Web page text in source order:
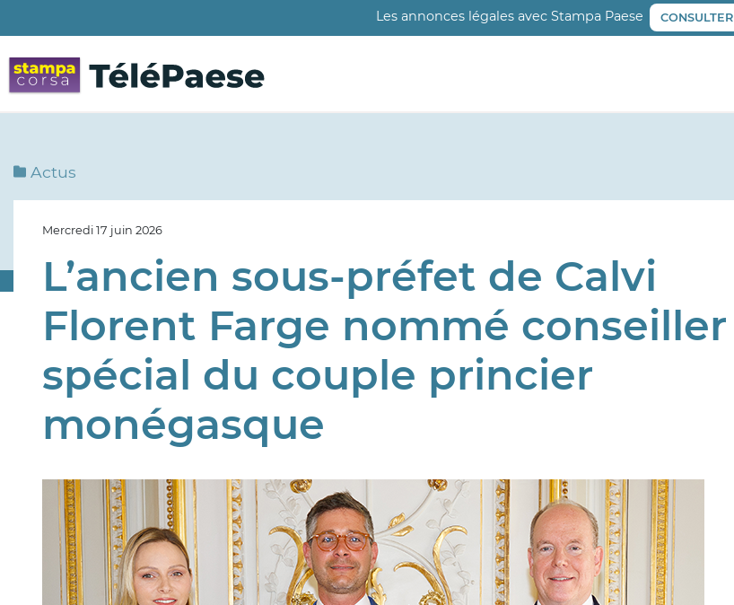
au
contenu
principal
Les annonces légales avec Stampa Paese CONSULTER
Actus
Mercredi 17 juin 2026
L’ancien sous-préfet de Calvi
Florent Farge nommé conseiller
spécial du couple princier
monégasque
Image